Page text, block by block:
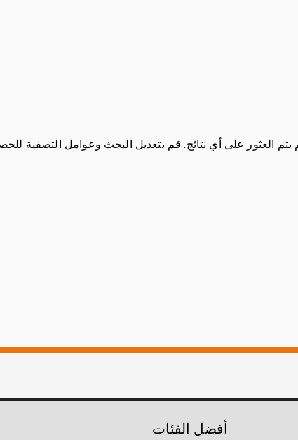
يتم العثور على أي نتائج. قم بتعديل البحث وعوامل التصفية
أفضل الفئات